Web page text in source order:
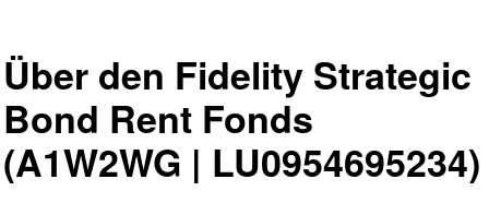
Über den Fidelity Strategic
Bond Rent Fonds
(A1W2WG | LU0954695234)